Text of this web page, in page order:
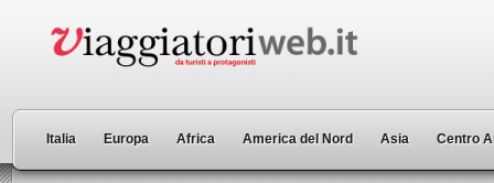
Italia Europa Africa America del Nord Asia Centro